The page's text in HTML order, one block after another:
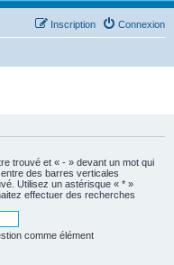
Connexion
Inscription
trouvé et « - » devant un mot qui
des barres verticales
Utilisez un astérisque « * »
effectuer des recherches
comme élément